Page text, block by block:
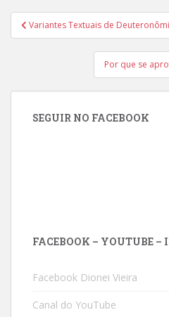
Navegação
de
Variantes Textuais de
Por que se
SEGUIR NO FACEBOOK
FACEBOOK – YOUTUBE –
Facebook Dionei Vieira
Canal do YouTube